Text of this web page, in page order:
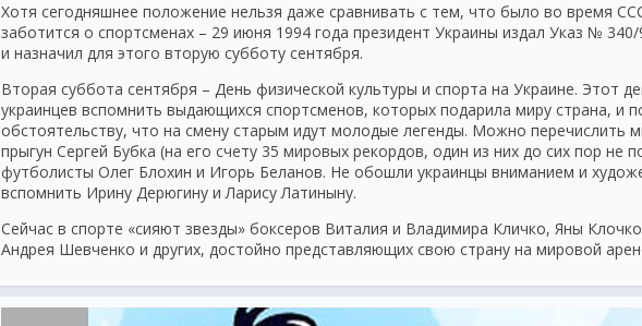
Хотя сегодняшнее положение нельзя даже сравнивать с тем, что было во время
заботится о спортсменах – 29 июня 1994 года президент Украины издал Указ №
и назначил для этого вторую субботу сентября.
Вторая суббота сентября – День физической культуры и спорта на Украине. Этот
украинцев вспомнить выдающихся спортсменов, которых подарила миру страна, и
обстоятельству, что на смену старым идут молодые легенды. Можно перечислить
прыгун Сергей Бубка (на его счету 35 мировых рекордов, один из них до сих пор не
футболисты Олег Блохин и Игорь Беланов. Не обошли украинцы вниманием и
вспомнить Ирину Дерюгину и Ларису Латиныну.
Сейчас в спорте «сияют звезды» боксеров Виталия и Владимира Кличко, Яны
Андрея Шевченко и других, достойно представляющих свою страну на мировой